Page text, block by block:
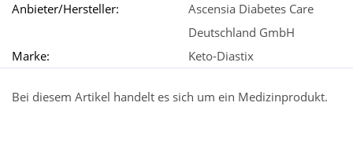
Anbieter/Hersteller:
Ascensia Diabetes Care
Deutschland GmbH
Marke:
Keto-Diastix
Bei diesem Artikel handelt es sich um ein Medizinprodukt.